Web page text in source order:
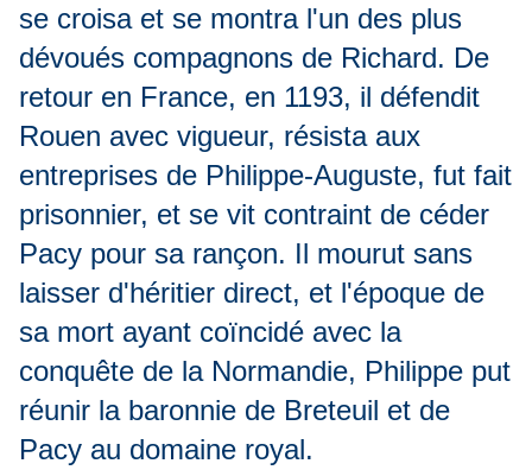
se croisa et se montra l'un des plus
dévoués compagnons de Richard. De
retour en France, en 1193, il défendit
Rouen avec vigueur, résista aux
entreprises de Philippe-Auguste, fut fait
prisonnier, et se vit contraint de céder
Pacy pour sa rançon. Il mourut sans
laisser d'héritier direct, et l'époque de
sa mort ayant coïncidé avec la
conquête de la Normandie, Philippe put
réunir la baronnie de Breteuil et de
Pacy au domaine royal.